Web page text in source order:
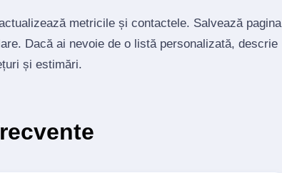
metricile și contactele. Salvează pagina
Dacă ai nevoie de o listă personalizată, descrie
și estimări.